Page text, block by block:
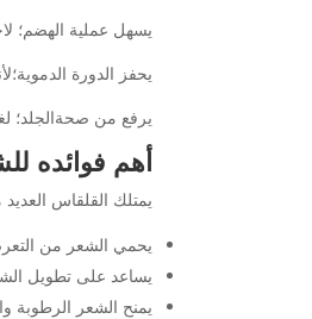
يسهل عملية الهضم؛
يحفز الدورة
يرفع من صحةالجلد؛
أهم فوائده
يمتلك القلقاس
يحمي الشعر من
يساعد على تطويل
يمنح الشعر الرطوبة